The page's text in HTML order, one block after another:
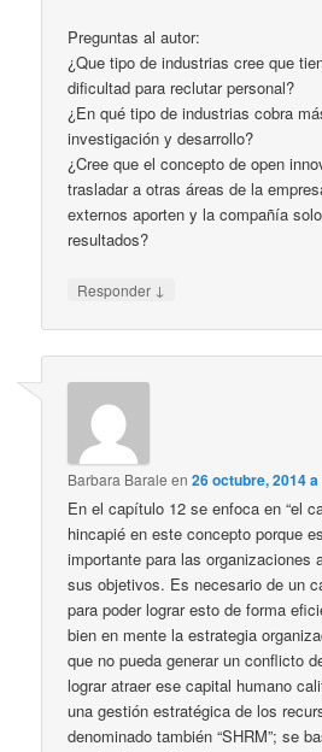
Preguntas al autor:
¿Que tipo de industrias cree que
dificultad para reclutar personal?
¿En qué tipo de industrias cobra
investigación y desarrollo?
¿Cree que el concepto de open
trasladar a otras áreas de la
externos aporten y la compañía
resultados?
Responder ↓
Barbara Barale en26 octubre, 2014
En el capítulo 12 se enfoca en “el
hincapié en este concepto porque
importante para las organizaciones
sus objetivos. Es necesario de un
para poder lograr esto de forma
bien en mente la estrategia
que no pueda generar un conflicto
lograr atraer ese capital humano
una gestión estratégica de los
denominado también “SHRM”; se